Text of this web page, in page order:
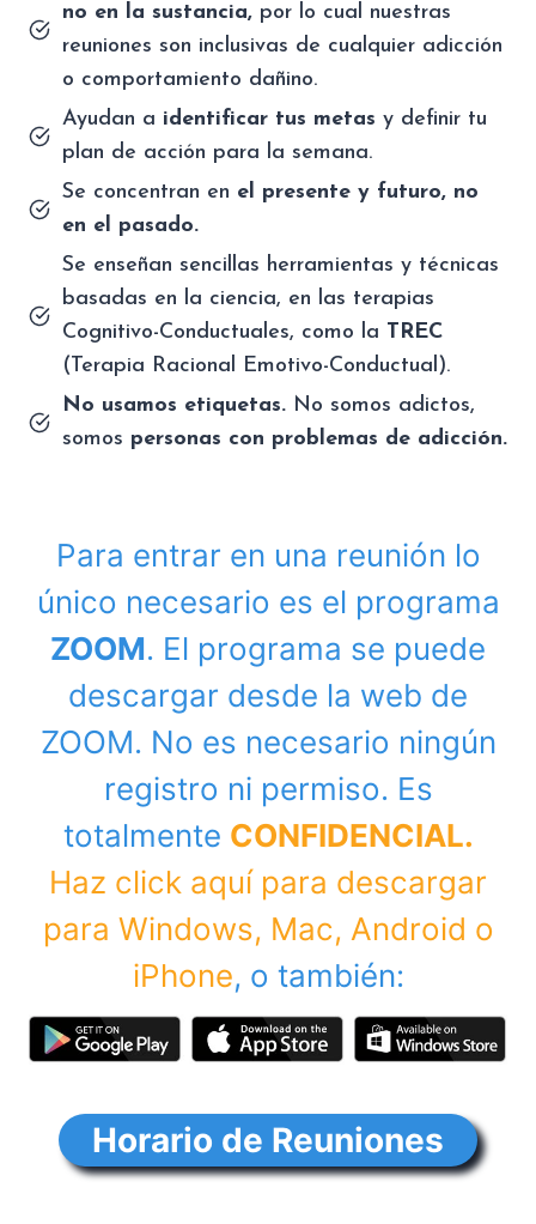
no en la sustancia, por lo cual nuestras
reuniones son inclusivas de cualquier adicción
o comportamiento dañino.
Ayudan a identificar tus metas y definir tu
plan de acción para la semana.
Se concentran en el presente y futuro, no
en el pasado.
Se enseñan sencillas herramientas y técnicas
basadas en la ciencia, en las terapias
Cognitivo-Conductuales, como la TREC
(Terapia Racional Emotivo-Conductual).
No usamos etiquetas. No somos adictos,
somos personas con problemas de adicción.
Para entrar en una reunión lo
único necesario es el programa
ZOOM. El programa se puede
descargar desde la web de
ZOOM. No es necesario ningún
registro ni permiso. Es
totalmente CONFIDENCIAL.
Haz click aquí para descargar
para Windows, Mac, Android o
iPhone, o también:
Horario de Reuniones